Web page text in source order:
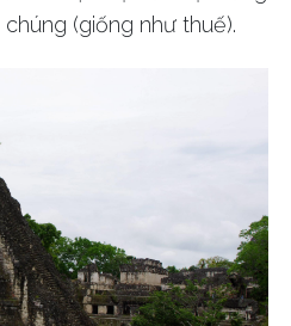
(giống như thuế).